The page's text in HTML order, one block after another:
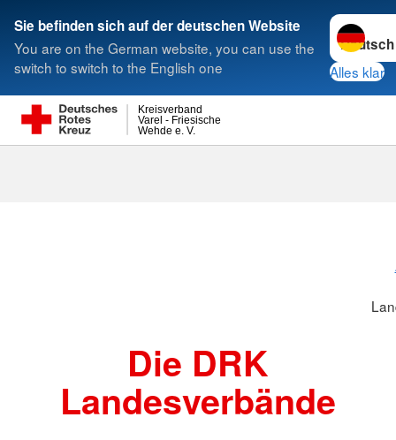
Sie befinden sich auf der deutschen Website
You are on the German website, you can use the
switch to switch to the English one
Sprache
Alles klar
Wehde e. V.
Varel - Friesische
Kreisverband
Suche
Die DRK
Landesverbände